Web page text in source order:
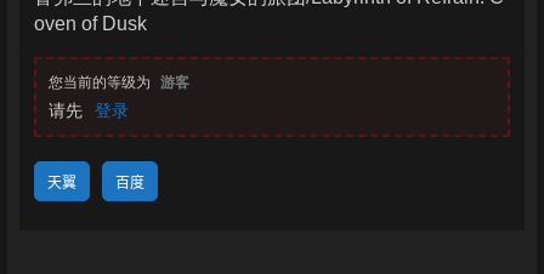
oven of Dusk
您当前的等级为 游客
请先 登录
天翼 百度